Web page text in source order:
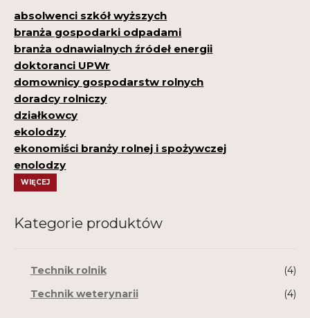
absolwenci szkół wyższych
branża gospodarki odpadami
branża odnawialnych źródeł energii
doktoranci UPWr
domownicy gospodarstw rolnych
doradcy rolniczy
działkowcy
ekolodzy
ekonomiści branży rolnej i spożywczej
enolodzy
WIĘCEJ
Kategorie produktów
Technik rolnik
(4)
Technik weterynarii
(4)